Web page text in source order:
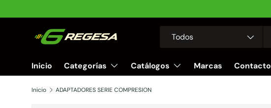
Ir al contenido
Todos
Inicio Categorías Catálogos Marcas Contacto
Inicio ADAPTADORES SERIE COMPRESION